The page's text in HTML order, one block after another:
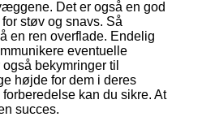
Det er også en god
støv og snavs. Så
en ren overflade. Endelig
eventuelle
bekymringer til
højde for dem i deres
kan du sikre. At
succes.